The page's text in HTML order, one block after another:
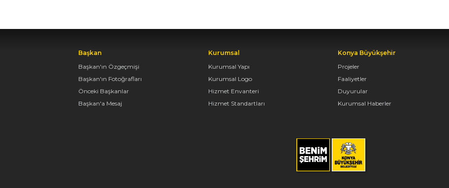
Başkan
Başkan'ın Özgeçmişi
Başkan'ın Fotoğrafları
Önceki Başkanlar
Başkan'a Mesaj
Kurumsal
Kurumsal Yapı
Kurumsal Logo
Hizmet Envanteri
Hizmet Standartları
Konya Büyükşehir
Projeler
Faaliyetler
Duyurular
Kurumsal Haberler